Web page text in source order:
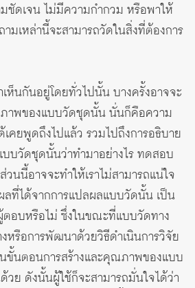
ชัดเจน ไม่มีความกำกวม หรือพาให้
มเหล่านี้จะสามารถวัดในสิ่งที่ต้องการ
ห็นกันอยู่โดยทั่วไปนั้น บางครั้งอาจจะ
าพของแบบวัดชุดนั้น นั่นก็คือความ
เคยพูดถึงไปแล้ว รวมไปถึงการอธิบาย
บวัดชุดนั้นว่าทำมาอย่างไร ทดสอบ
นนี้อาจจะทำให้เราไม่สามารถแน่ใจ
ลที่ได้จากการแปลผลแบบวัดนั้น เป็น
อบหรือไม่ ซึ่งในขณะที่แบบวัดทาง
หรือการพัฒนาด้วยวิธีดำเนินการวิจัย
ขั้นตอนการสร้างและคุณภาพของแบบ
ย ดังนั้นผู้ใช้ก็จะสามารถมั่นใจได้ว่า